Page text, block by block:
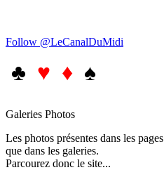
Follow @LeCanalDuMidi
♣ ♥ ♦ ♠
Galeries Photos
Les photos présentes dans les
que dans les galeries.
Parcourez donc le site...